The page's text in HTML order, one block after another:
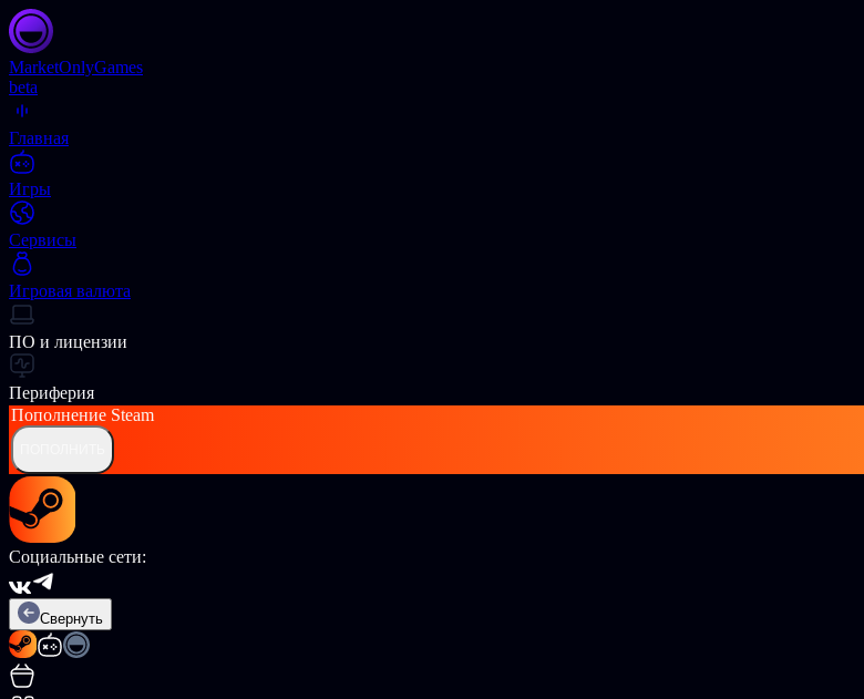
MarketOnlyGames
beta
Главная
Игры
Сервисы
Игровая валюта
ПО и лицензии
Периферия
Пополнение Steam
Социальные сети:
Свернуть